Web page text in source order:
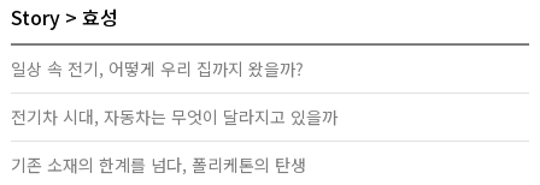
Story 효성
일상 속 전기, 어떻게 우리 집까지 왔을까?
전기차 시대, 자동차는 무엇이 달라지고 있을까
기존 소재의 한계를 넘다, 폴리케톤의 탄생